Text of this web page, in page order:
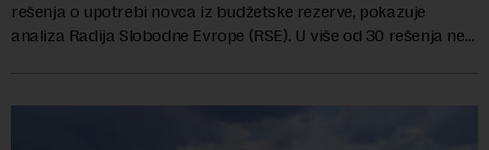
rešenja o upotrebi novca iz budžetske rezerve, pokazuje
analiza Radija Slobodne Evrope (RSE). U više od 30 rešenja ne